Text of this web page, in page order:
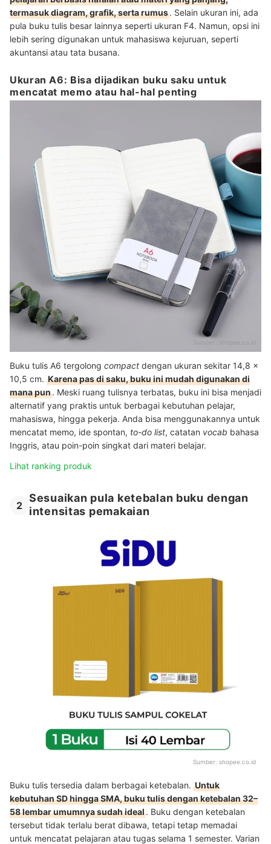
termasuk diagram, grafik, serta rumus. Selain ukuran ini, ada
pula buku tulis besar lainnya seperti ukuran F4. Namun, opsi ini
lebih sering digunakan untuk mahasiswa kejuruan, seperti
akuntansi atau tata busana.
Ukuran A6: Bisa dijadikan buku saku untuk
mencatat memo atau hal-hal penting
Sumber: shopee.co.id
Buku tulis A6 tergolong compact dengan ukuran sekitar 14,8 ×
10,5 cm. Karena pas di saku, buku ini mudah digunakan di
mana pun. Meski ruang tulisnya terbatas, buku ini bisa menjadi
alternatif yang praktis untuk berbagai kebutuhan pelajar,
mahasiswa, hingga pekerja. Anda bisa menggunakannya untuk
mencatat memo, ide spontan, to-do list, catatan vocab bahasa
Inggris, atau poin-poin singkat dari materi belajar.
Lihat ranking produk
2
Sesuaikan pula ketebalan buku dengan
intensitas pemakaian
Sumber: shopee.co.id
Buku tulis tersedia dalam berbagai ketebalan. Untuk
kebutuhan SD hingga SMA, buku tulis dengan ketebalan 32–
58 lembar umumnya sudah ideal. Buku dengan ketebalan
tersebut tidak terlalu berat dibawa, tetapi tetap memadai
untuk mencatat pelajaran atau tugas selama 1 semester. Varian